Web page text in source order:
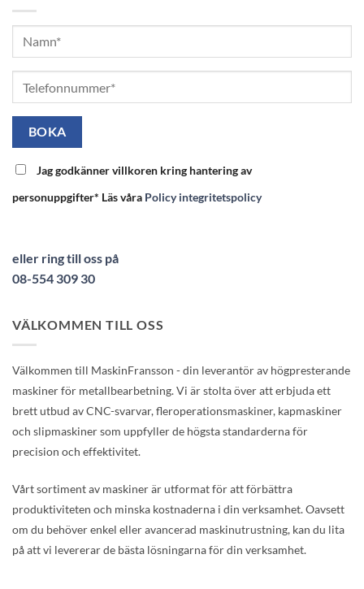
Jag godkänner villkoren kring hantering av
personuppgifter* Läs våra Policy integritetspolicy
eller ring till oss på
08-554 309 30
VÄLKOMMEN TILL OSS
Välkommen till MaskinFransson - din leverantör av högpresterande
maskiner för metallbearbetning. Vi är stolta över att erbjuda ett
brett utbud av CNC-svarvar, fleroperationsmaskiner, kapmaskiner
och slipmaskiner som uppfyller de högsta standarderna för
precision och effektivitet.
Vårt sortiment av maskiner är utformat för att förbättra
produktiviteten och minska kostnaderna i din verksamhet. Oavsett
om du behöver enkel eller avancerad maskinutrustning, kan du lita
på att vi levererar de bästa lösningarna för din verksamhet.